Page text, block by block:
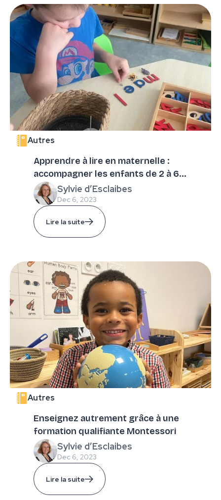
Autres
Apprendre à lire en maternelle :
accompagner les enfants de 2 à 6
ans ? Sylvie d’Esclaibes
Dec 6, 2023
Lire la suite
Autres
Enseignez autrement grâce à une
formation qualifiante Montessori
Sylvie d’Esclaibes
Dec 6, 2023
Lire la suite